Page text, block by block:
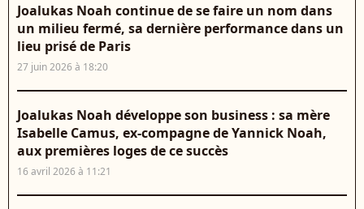
Joalukas Noah continue de se faire un nom dans
un milieu fermé, sa dernière performance dans un
lieu prisé de Paris
27 juin 2026 à 18:20
Joalukas Noah développe son business : sa mère
Isabelle Camus, ex-compagne de Yannick Noah,
aux premières loges de ce succès
16 avril 2026 à 11:21